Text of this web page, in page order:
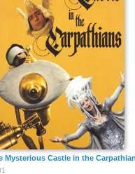
Mysterious Castle in the